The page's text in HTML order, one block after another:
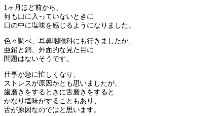
1ヶ月ほど前から、
何も口に入っていないときに
口の中に塩味を感じるようになりました。
色々調べ、耳鼻咽喉科にも行きましたが、
亜鉛と銅、外面的な見た目に
問題はないそうです。
仕事が急に忙しくなり、
ストレスが原因かとも思いましたが、
歯磨きをするときに舌磨きをすると
かなり塩味がすることもあり、
舌が原因なのではと思います。